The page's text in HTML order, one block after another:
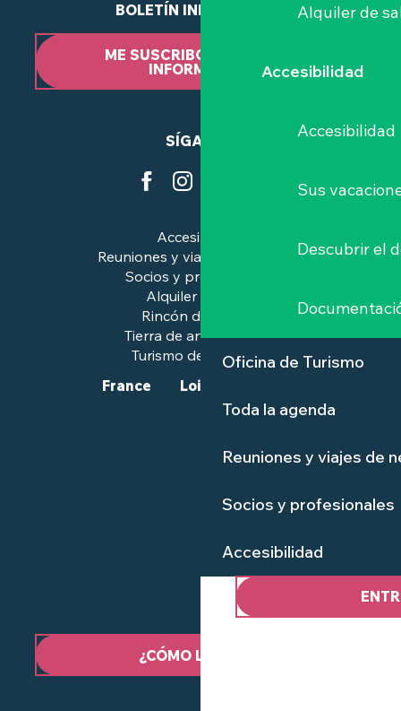
Alquiler de
Accesibilidad
Accesibilidad
Sus
Descubrir el
Oficina de Turismo
Toda la agenda
Reuniones y viajes de
Socios y profesionales
Accesibilidad
BOLETÍN INFORMATIVO
ME SUSCRIBO AL BOLETÍN
INFORMATIVO
SÍGANOS
Accesibilidad
Reuniones y viajes de negocios
Socios y profesionales
Alquiler de salas
Rincón de prensa
Tierra de arte e historia
Turismo de calidad™.
¿CÓMO LLEGAR?
France Loire-Atlantique